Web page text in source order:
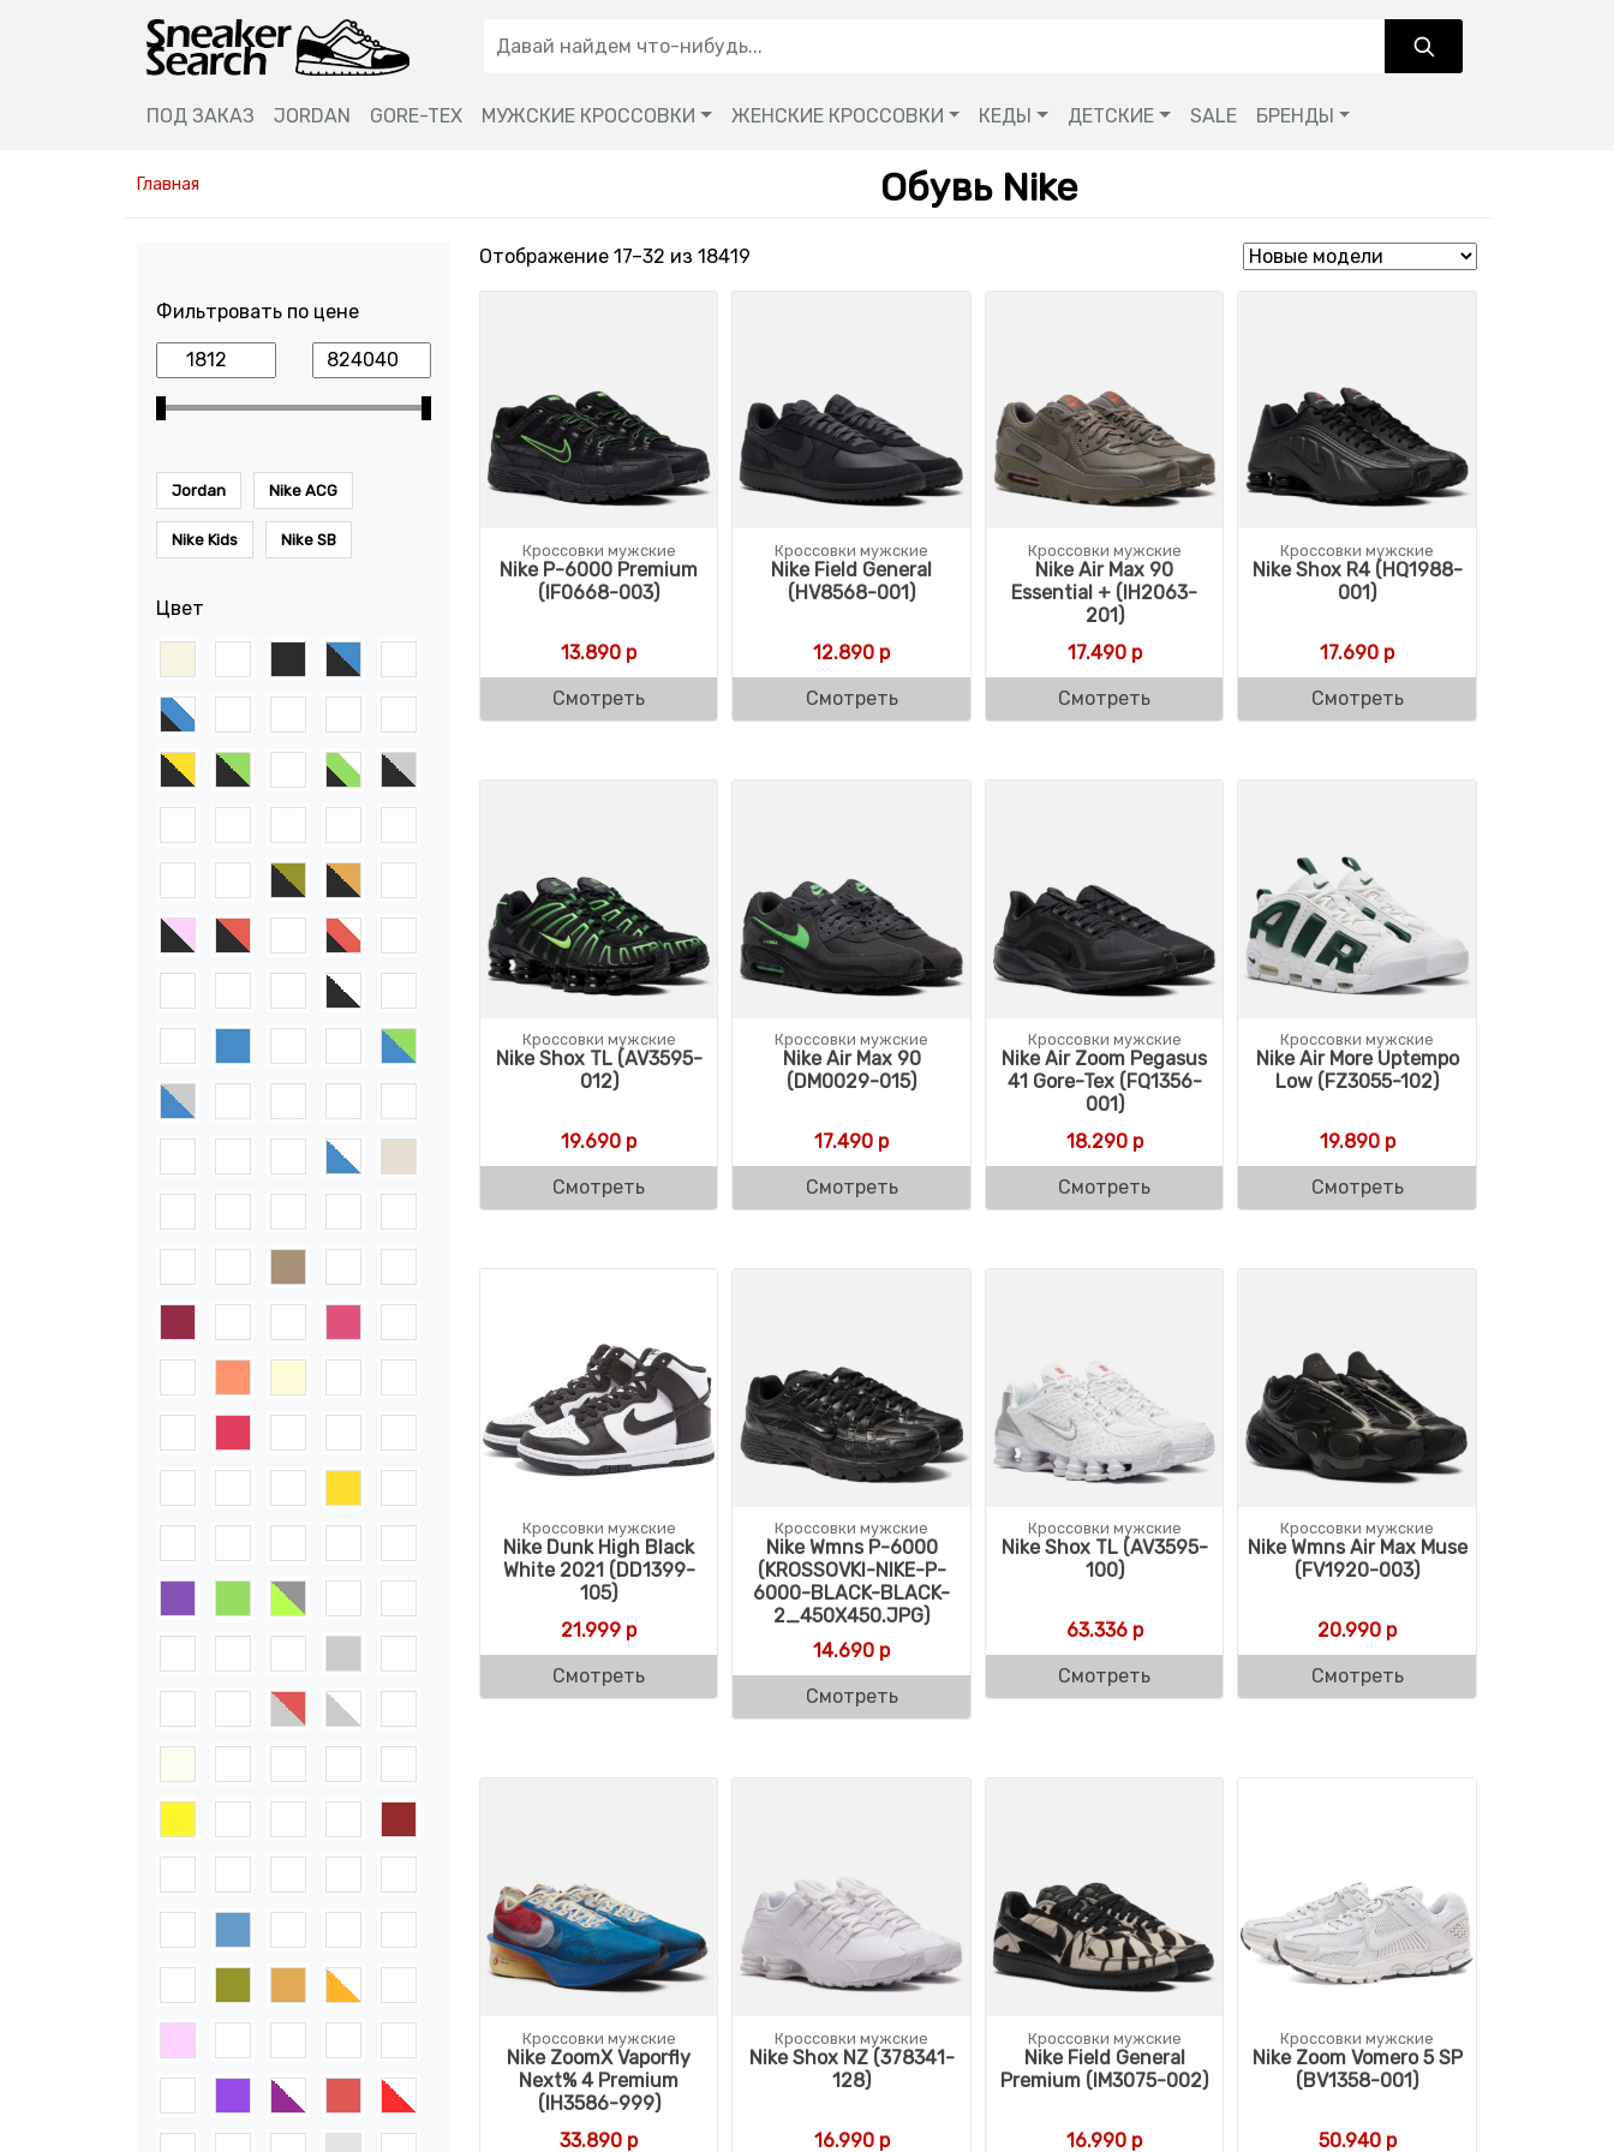
ПОД ЗАКАЗ JORDAN GORE-TEX МУЖСКИЕ КРОССОВКИ ЖЕНСКИЕ КРОССОВКИ КЕДЫ ДЕТСКИЕ SALE БРЕНДЫ
Главная Обувь Nike
Отображение 17–32 из 18419
Кроссовки мужские
Nike P-6000 Premium
(IF0668-003)
13.890 р
Смотреть
Кроссовки мужские
Nike Field General
(HV8568-001)
12.890 р
Смотреть
Кроссовки мужские
Nike Air Max 90
Essential + (IH2063-
201)
17.490р
Смотреть
Кроссовки мужские
Nike Shox R4 (HQ1988-
001)
17.690 р
Смотреть
Кроссовки мужские
Nike Shox TL (AV3595-
012)
19.690 р
Смотреть
Кроссовки мужские
Nike Air Max 90
(DM0029-015)
17.490 р
Смотреть
Кроссовки мужские
Nike Air Zoom Pegasus
41 Gore-Tex (FQ1356-
001)
18.290р
Смотреть
Кроссовки мужские
Nike Air More Uptempo
Low (FZ3055-102)
19.890р
Смотреть
Кроссовки мужские
Nike Dunk High Black
White 2021 (DD1399-
105)
21.999 р
Смотреть
Кроссовки мужские
Nike Wmns P-6000
(KROSSOVKI-NIKE-P-
6000-BLACK-BLACK-
2_450X450.JPG)
14.690 р
Смотреть
Кроссовки мужские
Nike Shox TL (AV3595-
100)
63.336р
Смотреть
Кроссовки мужские
Nike Wmns Air Max Muse
(FV1920-003)
20.990 р
Смотреть
Кроссовки мужские
Nike ZoomX Vaporfly
Next% 4 Premium
(IH3586-999)
33.890 р
Кроссовки мужские
Nike Shox NZ (378341-
128)
16.990р
Кроссовки мужские
Nike Field General
Premium (IM3075-002)
16.990 р
Кроссовки мужские
Nike Zoom Vomero 5 SP
(BV1358-001)
50.940р
Фильтровать по цене
Jordan Nike ACG
Nike Kids Nike SB
Цвет